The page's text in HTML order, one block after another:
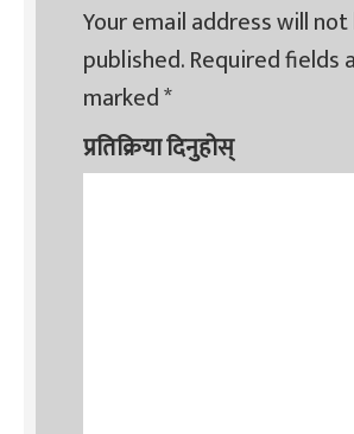
Your email address will
published.Required fields
marked*
प्रतिक्रिया दिनुहोस्